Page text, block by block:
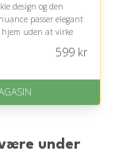
design og den
passer elegant
uden at virke
rating på 4.1 ud
599kr
under